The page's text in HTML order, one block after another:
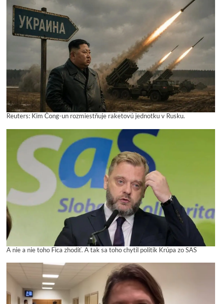
Reuters: Kim Čong-un rozmiestňuje raketovú jednotku v Rusku.
A nie a nie toho Fica zhodiť. A tak sa toho chytil politik Krúpa zo SAS